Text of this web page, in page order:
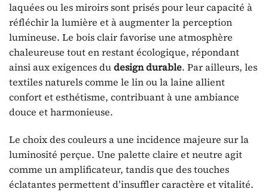
laquées ou les miroirs sont prisés pour leur capacité à
réfléchir la lumière et à augmenter la perception
lumineuse. Le bois clair favorise une atmosphère
chaleureuse tout en restant écologique, répondant
ainsi aux exigences dudesign durable. Par ailleurs, les
textiles naturels comme le lin ou la laine allient
confort et esthétisme, contribuant à une ambiance
douce et harmonieuse.
Le choix des couleurs a une incidence majeure sur la
luminosité perçue. Une palette claire et neutre agit
comme un amplificateur, tandis que des touches
éclatantes permettent d’insuffler caractère et vitalité.